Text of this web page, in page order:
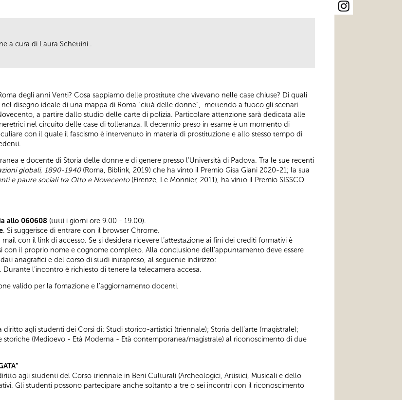
a cura di Laura Schettini .
degli anni Venti? Cosa sappiamo delle prostitute che vivevano nelle case chiuse? Di quali
disegno ideale di una mappa di Roma “città delle donne”, mettendo a fuoco gli scenari
a partire dallo studio delle carte di polizia. Particolare attenzione sarà dedicata alle
nel circuito delle case di tolleranza. Il decennio preso in esame è un momento di
con il quale il fascismo è intervenuto in materia di prostituzione e allo stesso tempo di
e docente di Storia delle donne e di genere presso l'Università di Padova. Tra le sue recenti
globali, 1890-1940(Roma, Biblink, 2019) che ha vinto il Premio Gisa Giani 2020-21; la sua
e paure sociali tra Otto e Novecento (Firenze, Le Monnier, 2011), ha vinto il Premio SISSCO
allo 060608 (tutti i giorni ore 9.00 - 19.00).
. Si suggerisce di entrare con il browser Chrome.
con il link di accesso. Se si desidera ricevere l’attestazione ai fini dei crediti formativi è
con il proprio nome e cognome completo. Alla conclusione dell’appuntamento deve essere
anagrafici e del corso di studi intrapreso, al seguente indirizzo:
. Durante l’incontro è richiesto di tenere la telecamera accesa.
valido per la fomazione e l’aggiornamento docenti.
agli studenti dei Corsi di: Studi storico-artistici (triennale); Storia dell’arte (magistrale);
storiche (Medioevo - Età Moderna - Età contemporanea/magistrale) al riconoscimento di due
agli studenti del Corso triennale in Beni Culturali (Archeologici, Artistici, Musicali e dello
Gli studenti possono partecipare anche soltanto a tre o sei incontri con il riconoscimento